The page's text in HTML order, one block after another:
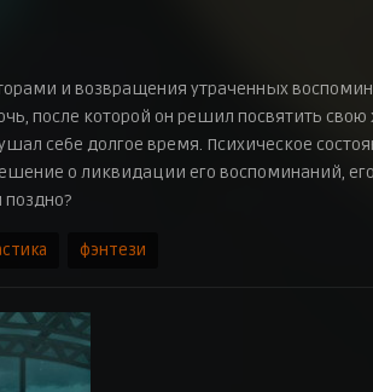
и возвращения утраченных
после которой он решил посвятить
себе долгое время. Психическое
о ликвидации его воспоминаний,
фэнтези